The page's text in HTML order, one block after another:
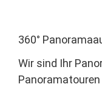
360°
Wir sind Ihr